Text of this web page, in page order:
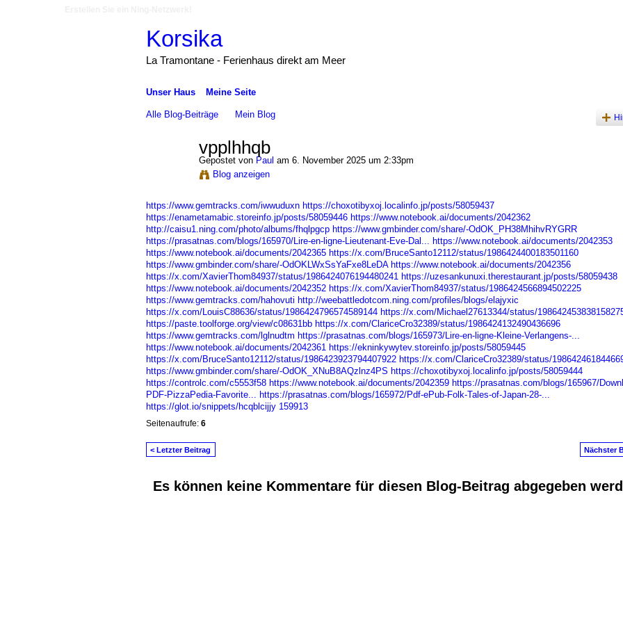
Korsika
La Tramontane - Ferienhaus direkt am Meer
Unser Haus Meine Seite
Alle Blog-Beiträge Mein Blog
vpplhhqb
Gepostet von Paul am 6. November 2025 um 2:33pm
Blog anzeigen
https://www.gemtracks.com/iwwuduxn https://choxotibyxoj.localinfo.jp/posts/58059437
https://enametamabic.storeinfo.jp/posts/58059446 https://www.notebook.ai/documents/2042362
http://caisu1.ning.com/photo/albums/fhqlpgcp https://www.gmbinder.com/share/-OdOK_PH38MhihvRYGRR
https://prasatnas.com/blogs/165970/Lire-en-ligne-Lieutenant-Eve-Dal... https://www.notebook.ai/documents/2042353
https://www.notebook.ai/documents/2042365 https://x.com/BruceSanto12112/status/1986424400183501160
https://www.gmbinder.com/share/-OdOKLWxSsYaFxe8LeDA https://www.notebook.ai/documents/2042356
https://x.com/XavierThom84937/status/1986424076194480241 https://uzesankunuxi.therestaurant.jp/posts/58059438
https://www.notebook.ai/documents/2042352 https://x.com/XavierThom84937/status/1986424566894502225
https://www.gemtracks.com/hahovuti http://weebattledotcom.ning.com/profiles/blogs/elajyxic
https://x.com/LouisC88636/status/1986424796574589144 https://x.com/Michael27613344/status/
https://paste.toolforge.org/view/c08631bb https://x.com/ClariceCro32389/status/1986424132490436696
https://www.gemtracks.com/lglnudtm https://prasatnas.com/blogs/165973/Lire-en-ligne-Kleine-Verlangens-...
https://www.notebook.ai/documents/2042361 https://ekninkywytev.storeinfo.jp/posts/58059445
https://x.com/BruceSanto12112/status/1986423923794407922 https://x.com/ClariceCro32389/status/
https://www.gmbinder.com/share/-OdOK_XNuB8AQzlnz4PS https://choxotibyxoj.localinfo.jp/posts/58059444
https://controlc.com/c5553f58 https://www.notebook.ai/documents/2042359 https://prasatnas.com/blogs/165967/
PDF-PizzaPedia-Favorite... https://prasatnas.com/blogs/165972/Pdf-ePub-Folk-Tales-of-Japan-28-...
https://glot.io/snippets/hcqblcijjy 159913
Seitenaufrufe: 6
< Letzter Beitrag Nächster
Es können keine Kommentare für diesen Blog-Beitrag abgegeben